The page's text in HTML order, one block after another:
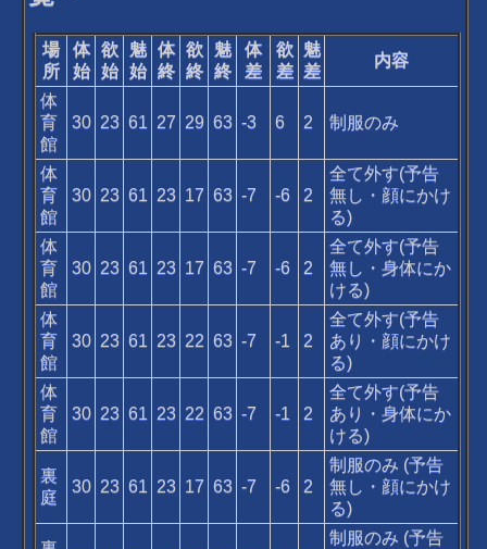
場
所
体
始
欲
始
魅
始
体
終
欲
終
魅
終
体
差
欲
差
魅
差
内容
体
育
館
30 23 61 27 29 63 -3 6 2 制服のみ
体
育
館
30 23 61 23 17 63 -7 -6 2
全て外す(予告
無し・顔にかけ
る)
体
育
館
30 23 61 23 17 63 -7 -6 2
全て外す(予告
無し・身体にか
ける)
体
育
館
30 23 61 23 22 63 -7 -1 2
全て外す(予告
あり・顔にかけ
る)
体
育
館
30 23 61 23 22 63 -7 -1 2
全て外す(予告
あり・身体にか
ける)
裏
庭
30 23 61 23 17 63 -7 -6 2
制服のみ (予告
無し・顔にかけ
る)
制服のみ (予告